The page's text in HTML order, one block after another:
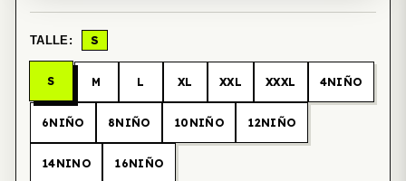
TALLE: S
S M L XL XXL XXXL 4NIÑO
6NIÑO 8NIÑO 10NIÑO 12NIÑO
14NINO 16NIÑO